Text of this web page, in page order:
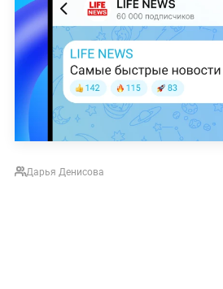
Дарья Денисова